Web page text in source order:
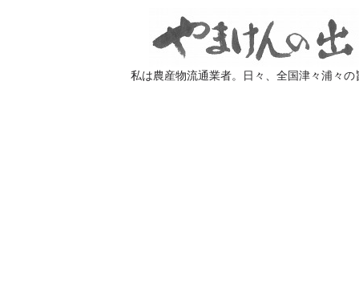
私は農産物流通業者。日々、全国津々浦々